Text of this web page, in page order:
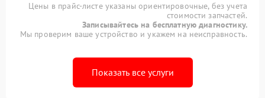
Цены в прайс-листе указаны ориентировочные, без учета
стоимости запчастей.
Записывайтесь на бесплатную диагностику.
Мы проверим ваше устройство и укажем на неисправность.
Показать все услуги